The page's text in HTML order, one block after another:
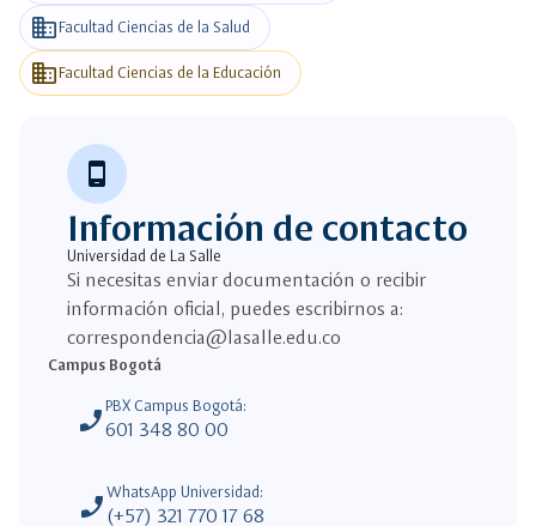
businessFacultad Ciencias de la Salud
businessFacultad Ciencias de la Educación
phone_android
Información de contacto
Universidad de La Salle
Si necesitas enviar documentación o recibir
información oficial, puedes escribirnos a:
correspondencia@lasalle.edu.co
Campus Bogotá
phone_enabled PBX Campus Bogotá:
601 348 80 00
phone_enabled WhatsApp Universidad:
(+57) 321 770 17 68